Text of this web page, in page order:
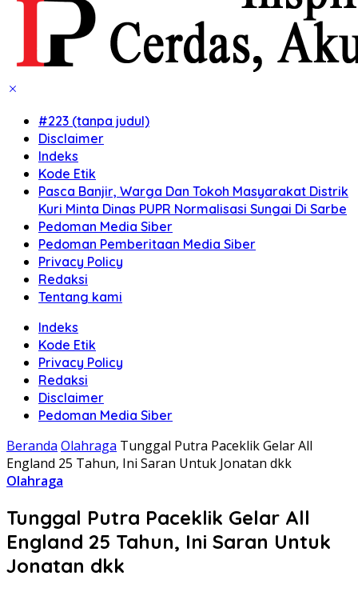
#223 (tanpa judul)
Disclaimer
Indeks
Kode Etik
Pasca Banjir, Warga Dan Tokoh Masyarakat Distrik
Kuri Minta Dinas PUPR Normalisasi Sungai Di Sarbe
Pedoman Media Siber
Pedoman Pemberitaan Media Siber
Privacy Policy
Redaksi
Tentang kami
Indeks
Kode Etik
Privacy Policy
Redaksi
Disclaimer
Pedoman Media Siber
Beranda Olahraga Tunggal Putra Paceklik Gelar All
England 25 Tahun, Ini Saran Untuk Jonatan dkk
Olahraga
Tunggal Putra Paceklik Gelar All
England 25 Tahun, Ini Saran Untuk
Jonatan dkk